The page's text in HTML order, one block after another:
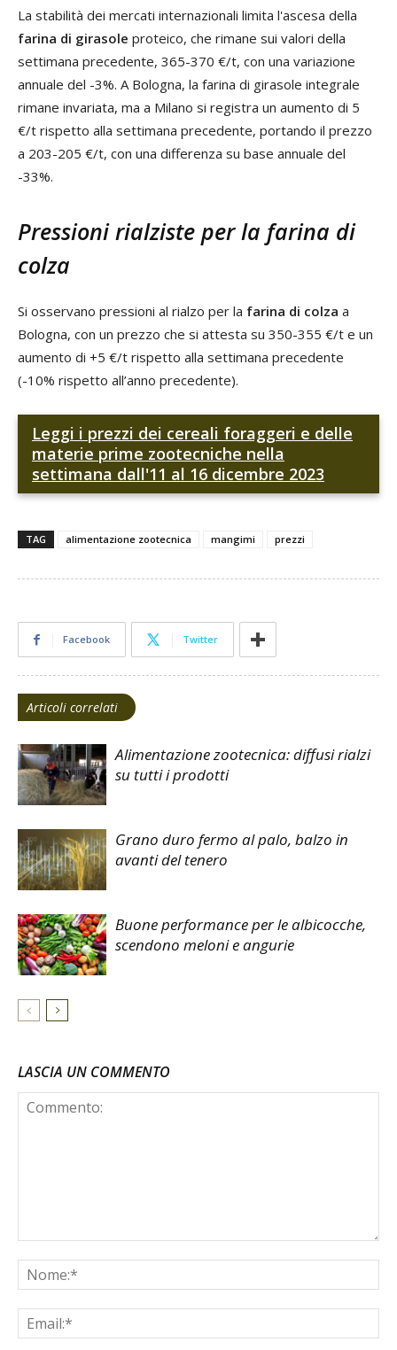
La stabilità dei mercati internazionali limita l'ascesa della
farina di girasole proteico, che rimane sui valori della
settimana precedente, 365-370 €/t, con una variazione
annuale del -3%. A Bologna, la farina di girasole integrale
rimane invariata, ma a Milano si registra un aumento di 5
€/t rispetto alla settimana precedente, portando il prezzo
a 203-205 €/t, con una differenza su base annuale del
-33%.
Pressioni rialziste per la farina di
colza
Si osservano pressioni al rialzo per la farina di colza a
Bologna, con un prezzo che si attesta su 350-355 €/t e un
aumento di +5 €/t rispetto alla settimana precedente
(-10% rispetto all’anno precedente).
Leggi i prezzi dei cereali foraggeri e delle
materie prime zootecniche nella
settimana dall'11 al 16 dicembre 2023
TAG alimentazione zootecnica mangimi prezzi
Facebook Twitter
Articoli correlati
Alimentazione zootecnica: diffusi rialzi
su tutti i prodotti
Grano duro fermo al palo, balzo in
avanti del tenero
Buone performance per le albicocche,
scendono meloni e angurie
LASCIA UN COMMENTO